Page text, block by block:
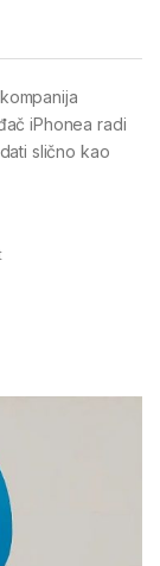
iPhonea radi
slično kao